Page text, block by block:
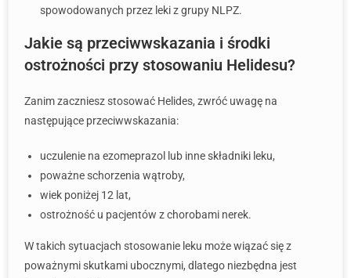
spowodowanych przez leki z grupy NLPZ.
Jakie są przeciwwskazania i środki
ostrożności przy stosowaniu Helidesu?
Zanim zaczniesz stosować Helides, zwróć uwagę na
następujące przeciwwskazania:
uczulenie na ezomeprazol lub inne składniki leku,
poważne schorzenia wątroby,
wiek poniżej 12 lat,
ostrożność u pacjentów z chorobami nerek.
W takich sytuacjach stosowanie leku może wiązać się z
poważnymi skutkami ubocznymi, dlatego niezbędna jest